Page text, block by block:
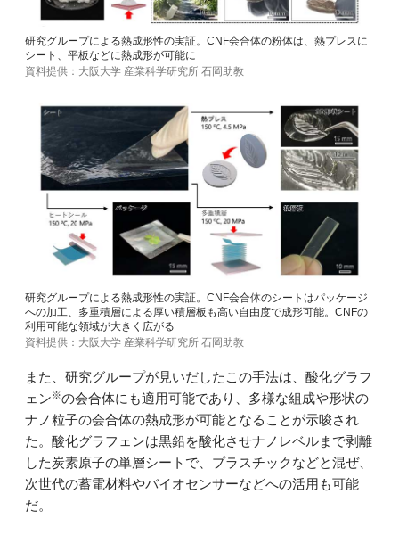
研究グループによる熱成形性の実証。CNF会合体の粉体は、熱プレスに
シート、平板などに熱成形が可能に
資料提供：大阪大学 産業科学研究所 石岡助教
研究グループによる熱成形性の実証。CNF会合体のシートはパッケージ
への加工、多重積層による厚い積層板も高い自由度で成形可能。CNFの
利用可能な領域が大きく広がる
資料提供：大阪大学 産業科学研究所 石岡助教
また、研究グループが見いだしたこの手法は、酸化グラフ
ェン※の会合体にも適用可能であり、多様な組成や形状の
ナノ粒子の会合体の熱成形が可能となることが示唆され
た。酸化グラフェンは黒鉛を酸化させナノレベルまで剥離
した炭素原子の単層シートで、プラスチックなどと混ぜ、
次世代の蓄電材料やバイオセンサーなどへの活用も可能
だ。